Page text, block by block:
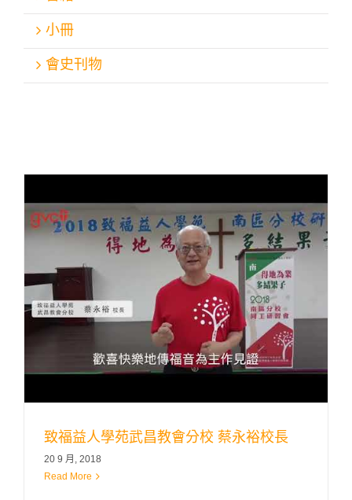
致福益人學苑武昌教會分校 蔡永裕校長
20 9 月, 2018
Read More
小冊
會史刊物